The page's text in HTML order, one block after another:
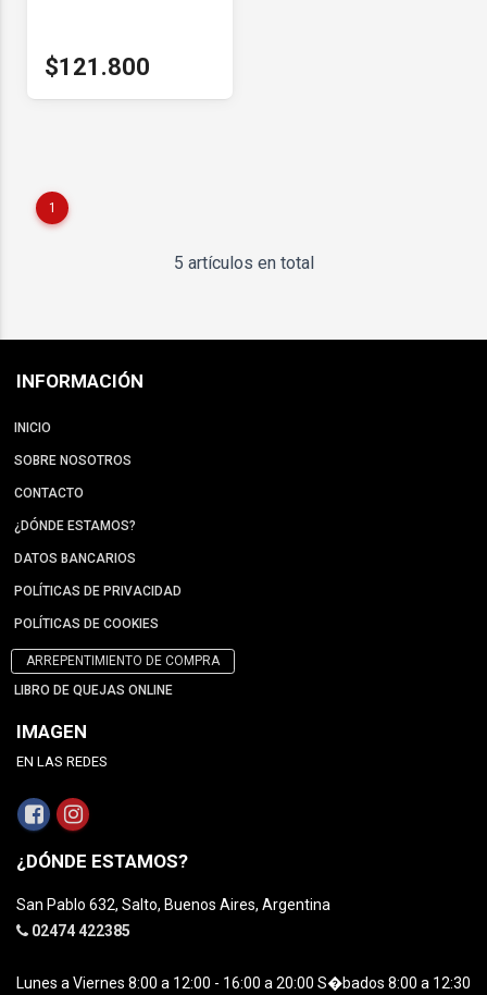
$121.800
1
5 artículos en total
INFORMACIÓN
INICIO
SOBRE NOSOTROS
CONTACTO
¿DÓNDE ESTAMOS?
DATOS BANCARIOS
POLÍTICAS DE PRIVACIDAD
POLÍTICAS DE COOKIES
ARREPENTIMIENTO DE COMPRA
LIBRO DE QUEJAS ONLINE
IMAGEN
EN LAS REDES
¿DÓNDE ESTAMOS?
San Pablo 632, Salto, Buenos Aires, Argentina
02474 422385
Lunes a Viernes 8:00 a 12:00 - 16:00 a 20:00 S�bados 8:00 a 12:30